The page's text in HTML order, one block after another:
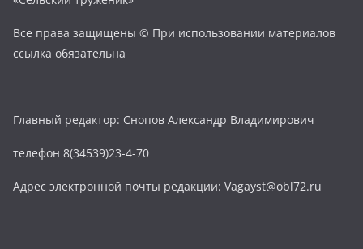
Все права защищены © При использовании материалов
ссылка обязательна
Главный редактор: Снопов Александр Владимирович
телефон 8(34539)23-4-70
Адрес электронной почты редакции: Vagayst@obl72.ru